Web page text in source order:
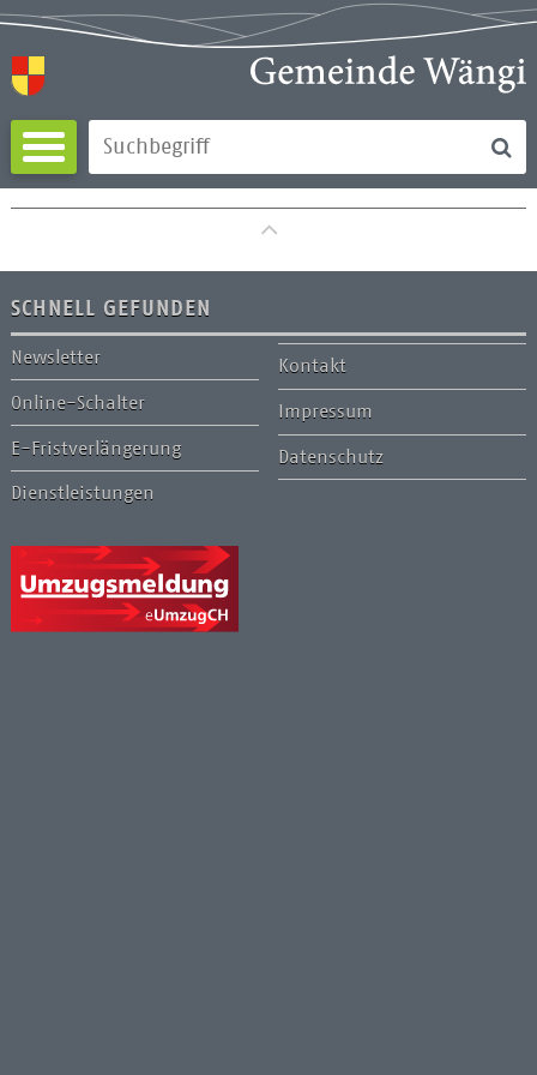
Direkt zum Inhalt springen
Suchbegriff
zum Seitenanfang
SCHNELL GEFUNDEN
Newsletter
Online-Schalter
E-Fristverlängerung
Dienstleistungen
Kontakt
Impressum
Datenschutz